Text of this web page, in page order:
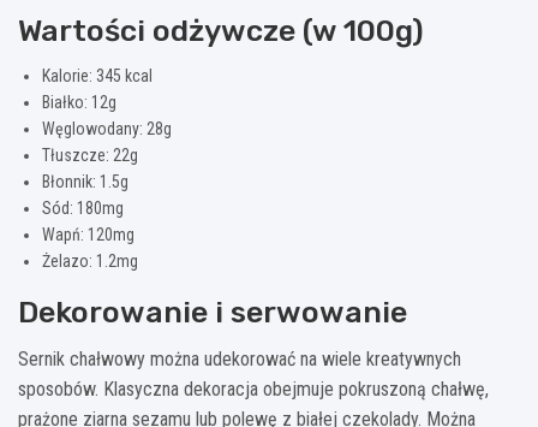
Wartości odżywcze (w 100g)
Kalorie: 345 kcal
Białko: 12g
Węglowodany: 28g
Tłuszcze: 22g
Błonnik: 1.5g
Sód: 180mg
Wapń: 120mg
Żelazo: 1.2mg
Dekorowanie i serwowanie
Sernik chałwowy można udekorować na wiele kreatywnych
sposobów. Klasyczna dekoracja obejmuje pokruszoną chałwę,
prażone ziarna sezamu lub polewę z białej czekolady. Można